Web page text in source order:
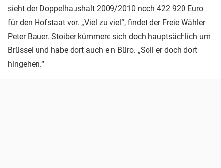
sieht der Doppelhaushalt 2009/2010 noch 422 920 Euro
für den Hofstaat vor. „Viel zu viel“, findet der Freie Wähler
Peter Bauer. Stoiber kümmere sich doch hauptsächlich um
Brüssel und habe dort auch ein Büro. „Soll er doch dort
hingehen.“